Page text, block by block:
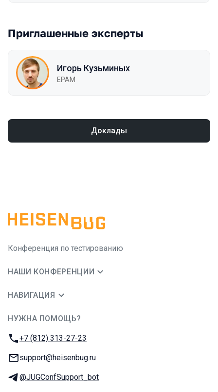
Приглашенные эксперты
Игорь Кузьминых
EPAM
Доклады
Конференция по тестированию
НАШИ КОНФЕРЕНЦИИ
НАВИГАЦИЯ
НУЖНА ПОМОЩЬ?
Телефон:
+7 (812) 313-27-23
E-mail:
support@heisenbug.ru
Телеграм:
@JUGConfSupport_bot